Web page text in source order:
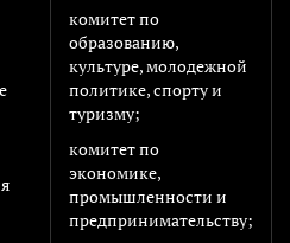
комитет по
образованию,
культуре, молодежной
политике, спорту и
туризму;
комитет по
экономике,
промышленности и
предпринимательству;